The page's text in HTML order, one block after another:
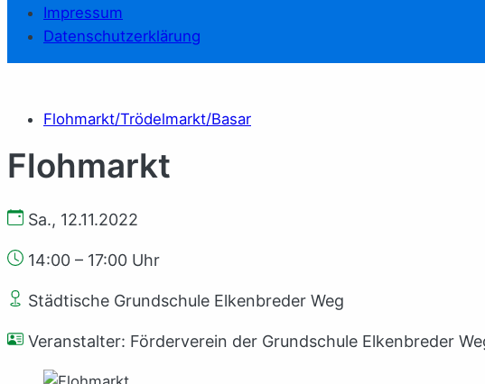
Impressum
Datenschutzerklärung
Flohmarkt/Trödelmarkt/Basar
Flohmarkt
Sa., 12.11.2022
14:00 – 17:00 Uhr
Städtische Grundschule Elkenbreder Weg
Veranstalter: Förderverein der Grundschule Elkenbreder